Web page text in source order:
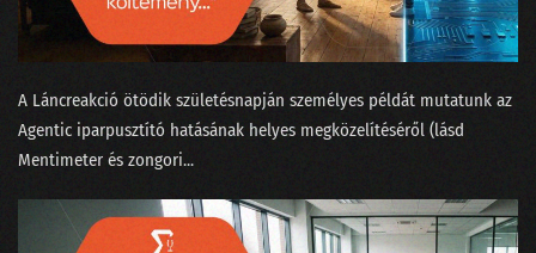
116 - Elveszi-e az AutoML a munkánkat?
115 - Kit nevezhetünk MI szakértőnek?
114 - Nagy Nyári Salátaörvény
112 - Boldog szülinapot, Clementine!
A Láncreakció ötödik születésnapján személyes példát mutatunk az
Agentic iparpusztító hatásának helyes megközelítéséről (lásd
Mentimeter és zongori...